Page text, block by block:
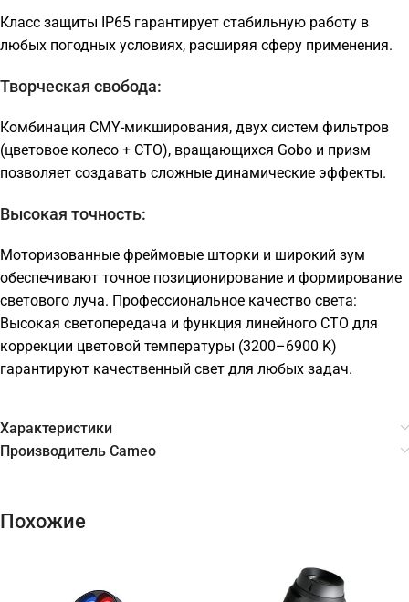
Класс защиты IP65 гарантирует стабильную работу в
любых погодных условиях, расширяя сферу применения.
Творческая свобода:
Комбинация CMY-микширования, двух систем фильтров
(цветовое колесо + CTO), вращающихся Gobo и призм
позволяет создавать сложные динамические эффекты.
Высокая точность:
Моторизованные фреймовые шторки и широкий зум
обеспечивают точное позиционирование и формирование
светового луча. Профессиональное качество света:
Высокая светопередача и функция линейного CTO для
коррекции цветовой температуры (3200–6900 K)
гарантируют качественный свет для любых задач.
Характеристики
Производитель Cameo
Похожие